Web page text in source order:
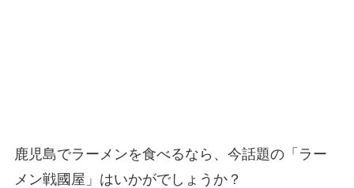
鹿児島でラーメンを食べるなら、今話題の「ラー
メン戦國屋」はいかがでしょうか？